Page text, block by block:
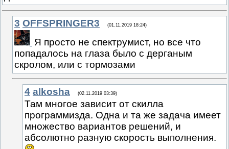
3 OFFSPRINGER3 (01.11.2019 18:24)
Я просто не спектрумист, но все что
попадалось на глаза было с дерганым
скролом, или с тормозами
4 alkosha (02.11.2019 03:39)
Там многое зависит от скилла
программизда. Одна и та же задача имеет
множество вариантов решений, и
абсолютно разную скорость выполнения.